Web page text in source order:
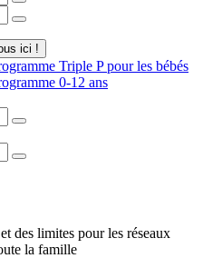
ici !
Triple P pour les bébés
0-12 ans
des limites pour les réseaux
la famille